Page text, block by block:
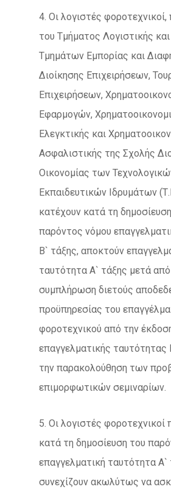
4. Οι λογιστές φοροτεχνικοί,
του Τμήματος Λογιστικής
Τμημάτων Εμπορίας και
Διοίκησης Επιχειρήσεων,
Επιχειρήσεων,
Εφαρμογών,
Ελεγκτικής και
Ασφαλιστικής της Σχολής
Οικονομίας των
Εκπαιδευτικών Ιδρυμάτων
κατέχουν κατά τη
παρόντος νόμου
Β` τάξης, αποκτούν
ταυτότητα Α` τάξης μετά
συμπλήρωση διετούς
προϋπηρεσίας του
φοροτεχνικού από την
επαγγελματικής ταυτότητας
την παρακολούθηση των
επιμορφωτικών σεμιναρίων.
5. Οι λογιστές φοροτεχνικοί
κατά τη δημοσίευση του
επαγγελματική ταυτότητα Α`
συνεχίζουν ακωλύτως να